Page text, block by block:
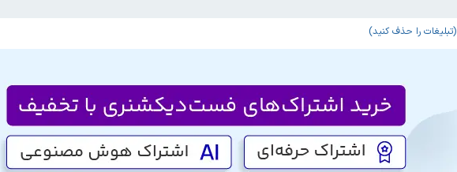
(تبلیغات را حذف کنید)